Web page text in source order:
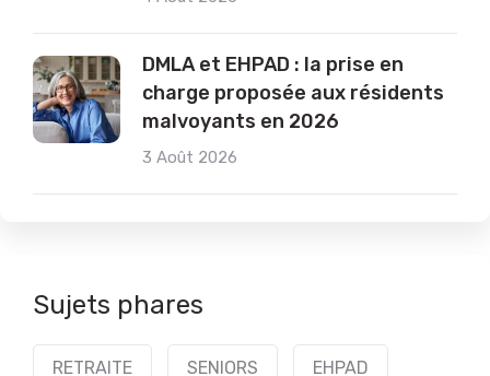
DMLA et EHPAD : la prise en
charge proposée aux résidents
malvoyants en 2026
3 Août 2026
Sujets phares
RETRAITE SENIORS EHPAD